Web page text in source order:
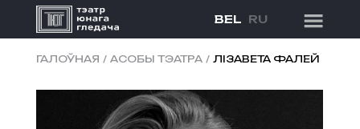
BEL RU
ГАЛОЎНАЯ / АСОБЫ ТЭАТРА / ЛІЗАВЕТА ФАЛЕЙ